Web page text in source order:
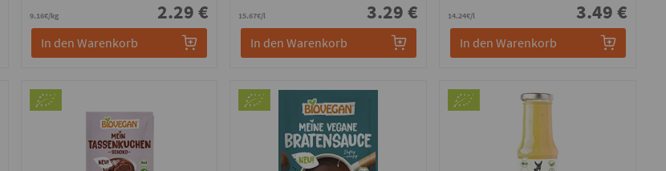
9.16€/kg 2.29 €
In den Warenkorb
15.67€/l 3.29 €
In den Warenkorb
14.24€/l 3.49 €
In den Warenkorb